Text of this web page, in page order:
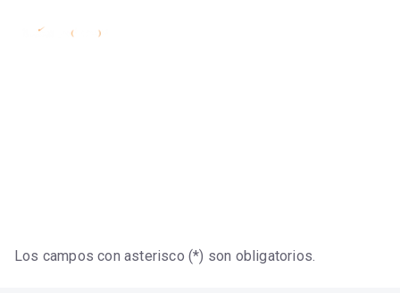
Los campos con asterisco (*) son obligatorios.